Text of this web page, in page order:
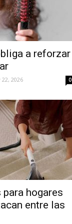
a reforzar
22, 2026 0
para hogares
entre las